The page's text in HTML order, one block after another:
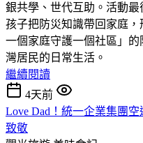
銀共學、世代互助。活動
孩子把防災知識帶回家庭，
一個家庭守護一個社區」
灣居民的日常生活。
繼續閱讀
4天前
Love Dad！統一企業集團
致敬